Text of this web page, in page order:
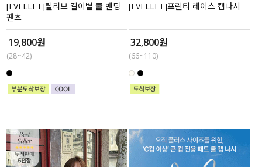
[EVELLET]릴리브 길이별 쿨 밴딩
팬츠
19,800원
(28~42)
[EVELLET]프린티 레이스 캡나시
32,800원
(66~110)